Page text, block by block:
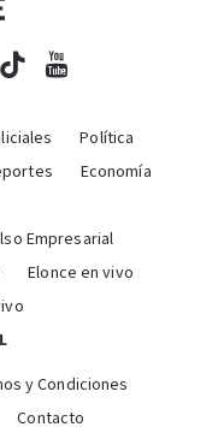
Política
Economía
Empresarial
Elonce en vivo
y Condiciones
Contacto